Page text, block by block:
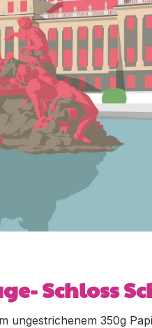
Schloss
ungestrichenem 350g